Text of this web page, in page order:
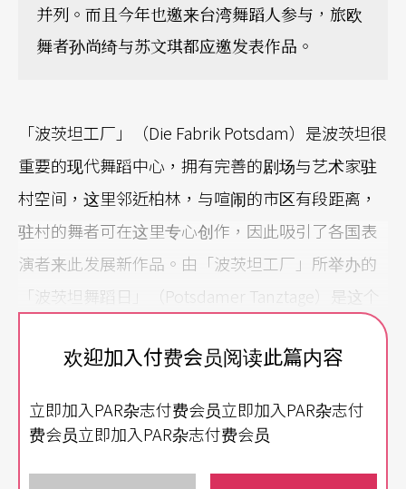
并列。而且今年也邀来台湾舞蹈人参与，旅欧
舞者孙尚绮与苏文琪都应邀发表作品。
「波茨坦工厂」（Die Fabrik Potsdam）是波茨坦很
重要的现代舞蹈中心，拥有完善的剧场与艺术家驻
村空间，这里邻近柏林，与喧闹的市区有段距离，
驻村的舞者可在这里专心创作，因此吸引了各国表
演者来此发展新作品。由「波茨坦工厂」所举办的
「波茨坦舞蹈日」（Potsdamer Tanztage）是这个
中心的年度盛事，今年的舞蹈日在五月廿五日到六
月五日之间举办，有许多当代重要的舞团来此舞蹈
的节目非常吸引人，经典作品与前卫舞作同场献
欢迎加入付费会员阅读此篇内容
立即加入PAR杂志付费会员立即加入PAR杂志付
费会员立即加入PAR杂志付费会员